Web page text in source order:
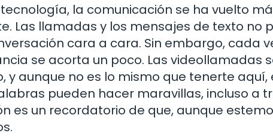
la comunicación se ha vuelto
Las llamadas y los mensajes de texto no
cara a cara. Sin embargo, cada
se acorta un poco. Las videollamadas
y aunque no es lo mismo que tenerte aquí,
pueden hacer maravillas, incluso a
es un recordatorio de que, aunque